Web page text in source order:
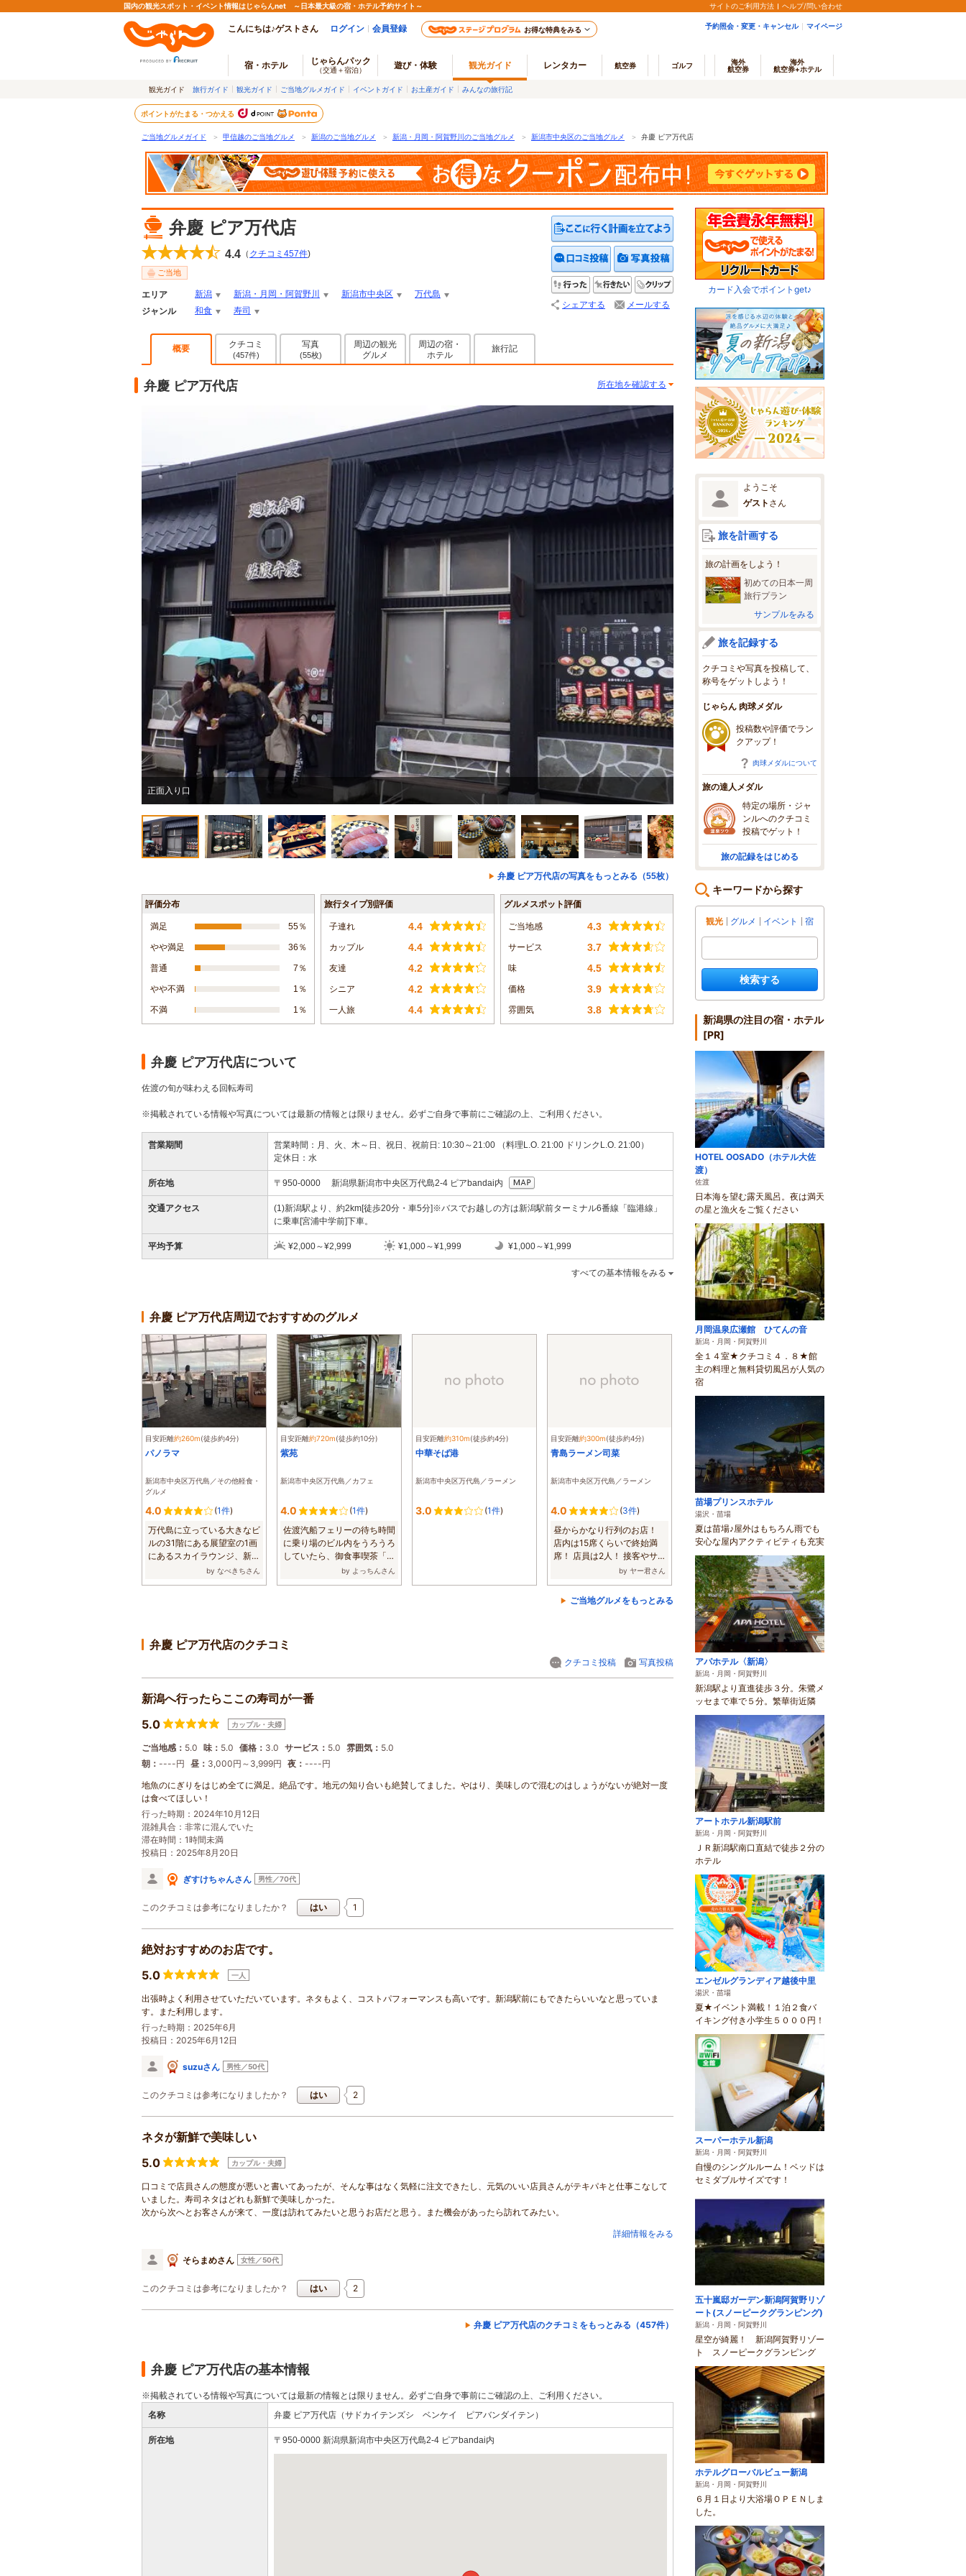
国内の観光スポット・イベント情報はじゃらんnet ～日本最大級の宿・ホテル予約サイト～ サイトのご利用方法 ヘルプ/問い合わせ
こんにちは♪ゲストさん ログイン 会員登録 お得な特典をみる 予約照会・変更・キャンセル マイページ
宿・ホテル じゃらんパック
（交通＋宿泊） 遊び・体験 観光ガイド レンタカー 航空券 ゴルフ
海外
航空券
海外
航空券+ホテル
観光ガイド 旅行ガイド 観光ガイド ご当地グルメガイド イベントガイド お土産ガイド みんなの旅行記
ポイントがたまる・つかえる
ご当地グルメガイド ＞ 甲信越のご当地グルメ ＞ 新潟のご当地グルメ ＞ 新潟・月岡・阿賀野川のご当地グルメ ＞ 新潟市中央区のご当地グルメ ＞ 弁慶 ピア万代店
弁慶 ピア万代店
4.4 （ クチコミ 457件)
ご当地
エリア 新潟 新潟・月岡・阿賀野川 新潟市中央区
万代島
ジャンル
和食 寿司
クチコミを投稿する写真を投稿する
行った 行きたい
シェアする メールする
概要 クチコミ
(457件)
写真
(55枚)
周辺の観光
グルメ
周辺の宿・
ホテル
旅行記
弁慶 ピア万代店 所在地を確認する
正面入り口 お店の外のメニュー看板
弁慶 ピア万代店の写真をもっとみる（55枚）
評価分布
満足 55％
やや満足 36％
普通 7％
やや不満 1％
不満 1％
旅行タイプ別評価
子連れ 4.4
カップル 4.4
友達 4.2
シニア 4.2
一人旅 4.4
グルメスポット評価
ご当地感 4.3
サービス 3.7
味 4.5
価格 3.9
雰囲気 3.8
弁慶 ピア万代店について
佐渡の旬が味わえる回転寿司
※掲載されている情報や写真については最新の情報とは限りません。必ずご自身で事前にご確認の上、ご利用ください。
営業期間
営業時間：月、火、木～日、祝日、祝前日: 10:30～21:00 （料理L.O. 21:00 ドリンクL.O. 21:00）
定休日：水
所在地 〒950-0000 新潟県新潟市中央区万代島2-4 ピアbandai内
交通アクセス
(1)新潟駅より、約2km[徒歩20分・車5分]※バスでお越しの方は新潟駅前ターミナル6番線「臨港線」
に乗車[宮浦中学前]下車。
平均予算 ¥2,000～¥2,999 ¥1,000～¥1,999 ¥1,000～¥1,999
すべての基本情報をみる
弁慶 ピア万代店周辺でおすすめのグルメ
目安距離約260m(徒歩約4分)
パノラマ
新潟市中央区万代島／その他軽食・
グルメ
4.0 (1件)
万代島に立っている大きなビ
ルの31階にある展望室の1画
にあるスカイラウンジ、新潟
by なべきちさん
目安距離約720m(徒歩約10分)
紫苑
新潟市中央区万代島／カフェ
4.0 (1件)
佐渡汽船フェリーの待ち時間
に乗り場のビル内をうろうろ
していたら、御食事喫茶「紫
by よっちんさん
目安距離約310m(徒歩約4分)
中華そば港
新潟市中央区万代島／ラーメン
3.0 (1件)
目安距離約300m(徒歩約4分)
青島ラーメン司菜
新潟市中央区万代島／ラーメン
4.0 (3件)
昼からかなり行列のお店！
店内は15席くらいで終始満
席！ 店員は2人！ 接客やサ
by ヤー君さん
ご当地グルメをもっとみる
弁慶 ピア万代店のクチコミ
クチコミ投稿 写真投稿
新潟へ行ったらここの寿司が一番
5.0
カップル・夫婦
ご当地感： 5.0 味： 5.0 価格： 3.0 サービス： 5.0 雰囲気： 5.0
朝： ----円 昼： 3,000円～3,999円 夜： ----円
地魚のにぎりをはじめ全てに満足。絶品です。地元の知り合いも絶賛してました。やはり、美味しので混むのはしょうがないが絶対一度
は食べてほしい！
行った時期：2024年10月12日
混雑具合：非常に混んでいた
滞在時間：1時間未満
投稿日：2025年8月20日
ぎすけちゃんさん 男性／70代
このクチコミは参考になりましたか？ 1
はい
絶対おすすめのお店です。
5.0
一人
出張時よく利用させていただいています。ネタもよく、コストパフォーマンスも高いです。新潟駅前にもできたらいいなと思っていま
す。また利用します。
行った時期：2025年6月
投稿日：2025年6月12日
suzuさん 男性／50代
このクチコミは参考になりましたか？ 2
はい
ネタが新鮮で美味しい
5.0
カップル・夫婦
口コミで店員さんの態度が悪いと書いてあったが、そんな事はなく気軽に注文できたし、元気のいい店員さんがテキパキと仕事こなして
いました。寿司ネタはどれも新鮮で美味しかった。
次から次へとお客さんが来て、一度は訪れてみたいと思うお店だと思う。また機会があったら訪れてみたい。
詳細情報をみる
そらまめさん 女性／50代
このクチコミは参考になりましたか？ 2
はい
弁慶 ピア万代店のクチコミをもっとみる（457件）
弁慶 ピア万代店の基本情報
※掲載されている情報や写真については最新の情報とは限りません。必ずご自身で事前にご確認の上、ご利用ください。
名称
弁慶 ピア万代店（サドカイテンズシ ベンケイ ピアバンダイテン）
所在地 〒950-0000 新潟県新潟市中央区万代島2-4 ピアbandai内
カード入会でポイントget♪
ようこそ
ゲスト さん
旅を計画する
旅の計画をしよう！
初めての日本一周
旅行プラン
サンプルをみる
旅を記録する
クチコミや写真を投稿して、
称号をゲットしよう！
じゃらん 肉球メダル
投稿数や評価でラン
クアップ！
肉球メダルについて
旅の達人メダル
特定の場所・ジャ
ンルへのクチコミ
投稿でゲット！
旅の記録をはじめる
キーワードから探す
観光 グルメ イベント 宿
検索する
新潟県の注目の宿・ホテル
[PR]
HOTEL OOSADO（ホテル大佐
渡）
佐渡
日本海を望む露天風呂。夜は満天
の星と漁火をご覧ください
月岡温泉広瀬館 ひてんの音
新潟・月岡・阿賀野川
全１４室★クチコミ４．８★館
主の料理と無料貸切風呂が人気の
宿
苗場プリンスホテル
湯沢・苗場
夏は苗場♪屋外はもちろん雨でも
安心な屋内アクティビティも充実
アパホテル〈新潟〉
新潟・月岡・阿賀野川
新潟駅より直進徒歩３分。朱鷺メ
ッセまで車で５分。繁華街近隣
アートホテル新潟駅前
新潟・月岡・阿賀野川
ＪＲ新潟駅南口直結で徒歩２分の
ホテル
エンゼルグランディア越後中里
湯沢・苗場
夏★イベント満載！１泊２食バ
イキング付き小学生５０００円！
スーパーホテル新潟
新潟・月岡・阿賀野川
自慢のシングルルーム！ベッドは
セミダブルサイズです！
五十嵐邸ガーデン新潟阿賀野リゾ
ート(スノーピークグランピング)
新潟・月岡・阿賀野川
星空が綺麗！ 新潟阿賀野リゾー
ト スノーピークグランピング
ホテルグローバルビュー新潟
新潟・月岡・阿賀野川
６月１日より大浴場ＯＰＥＮしま
した。